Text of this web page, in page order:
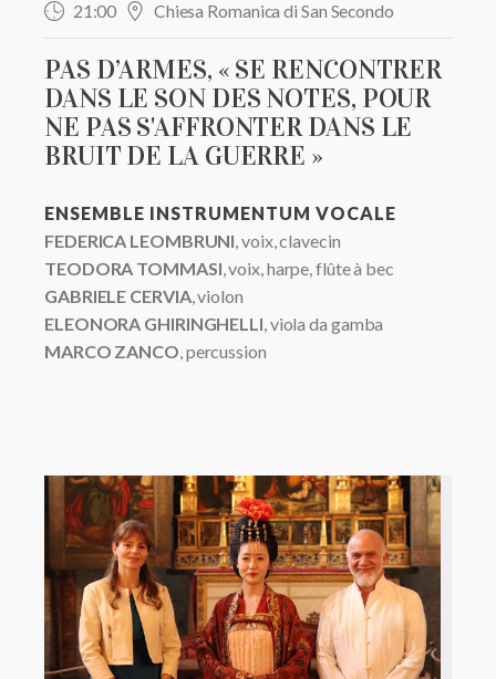
21:00 Chiesa Romanica di San Secondo
PAS D’ARMES, « SE RENCONTRER
DANS LE SON DES NOTES, POUR
NE PAS S'AFFRONTER DANS LE
BRUIT DE LA GUERRE »
ENSEMBLE INSTRUMENTUM VOCALE
FEDERICA LEOMBRUNI, voix, clavecin
TEODORA TOMMASI, voix, harpe, flûte à bec
GABRIELE CERVIA, violon
ELEONORA GHIRINGHELLI, viola da gamba
MARCO ZANCO, percussion